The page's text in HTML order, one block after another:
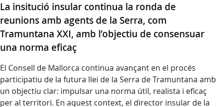
La insitució insular continua la ronda de
reunions amb agents de la Serra, com
Tramuntana XXI, amb l’objectiu de consensuar
una norma eficaç
El Consell de Mallorca continua avançant en el procés
participatiu de la futura llei de la Serra de Tramuntana amb
un objectiu clar: impulsar una norma útil, realista i eficaç
per al territori. En aquest context, el director insular de la